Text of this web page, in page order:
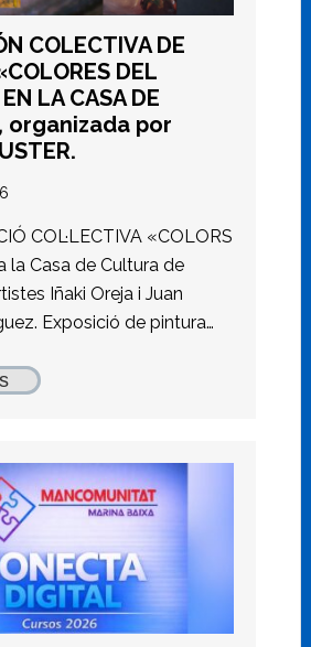
COLECTIVA DE
DEL
LA CASA DE
organizada por
COL·LECTIVA «COLORS
a la Casa de Cultura de
Iñaki Oreja i Juan
Exposició de pintura…